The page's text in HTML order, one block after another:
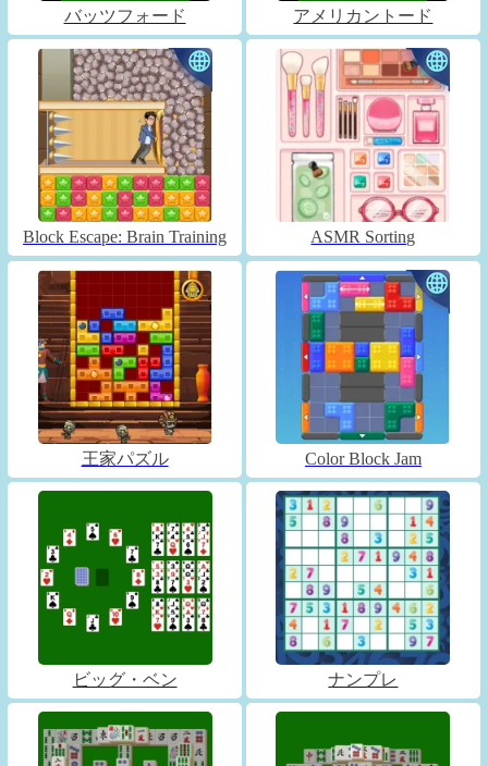
バッツフォード アメリカントード
Block Escape: Brain Training ASMR Sorting
王家パズル Color Block Jam
ビッグ・ベン ナンプレ